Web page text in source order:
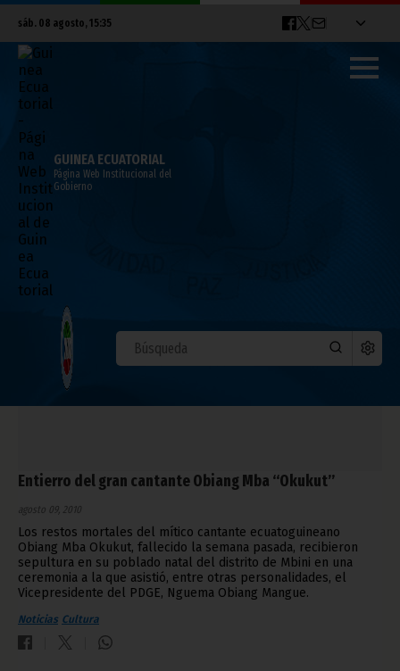
sáb. 08 agosto, 15:35
GUINEA ECUATORIAL
Página Web Institucional del
Gobierno
CULTURA
Entierro del gran cantante Obiang Mba “Okukut”
agosto 09, 2010
Los restos mortales del mítico cantante ecuatoguineano
Obiang Mba Okukut, fallecido la semana pasada, recibieron
sepultura en su poblado natal del distrito de Mbini en una
ceremonia a la que asistió, entre otras personalidades, el
Vicepresidente del PDGE, Nguema Obiang Mangue.
Noticias Cultura